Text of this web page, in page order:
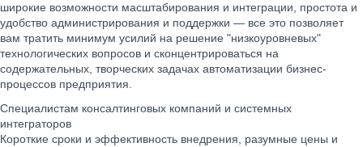
широкие возможности масштабирования и интеграции, простота и
удобство администрирования и поддержки — все это позволяет
вам тратить минимум усилий на решение "низкоуровневых"
технологических вопросов и сконцентрироваться на
содержательных, творческих задачах автоматизации бизнес-
процессов предприятия.
Специалистам консалтинговых компаний и системных
интеграторов
Короткие сроки и эффективность внедрения, разумные цены и